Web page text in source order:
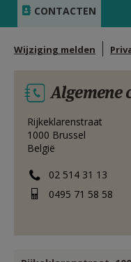
HULP
MIJN
AANMELDEN
CONTACTEN
Wijziging melden
Algemene
Rijkeklarenstraat
1000 Brussel
België
02 514 31 13
0495 71 58 58